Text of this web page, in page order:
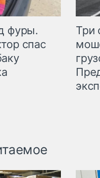
фуры.
спас
Три